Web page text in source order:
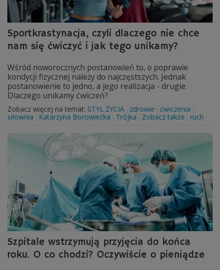
Sportkrastynacja, czyli dlaczego nie chce
nam się ćwiczyć i jak tego unikamy?
Wśród noworocznych postanowień to, o poprawie
kondycji fizycznej należy do najczęstszych. Jednak
postanowienie to jedno, a jego realizacja - drugie.
Dlaczego unikamy ćwiczeń?
Zobacz więcej na temat: STYL ŻYCIA zdrowie
ćwiczenia
siłownia
Katarzyna Borowiecka Trójka Zobacz także ruch
Szpitale wstrzymują przyjęcia do końca
roku. O co chodzi? Oczywiście o pieniądze